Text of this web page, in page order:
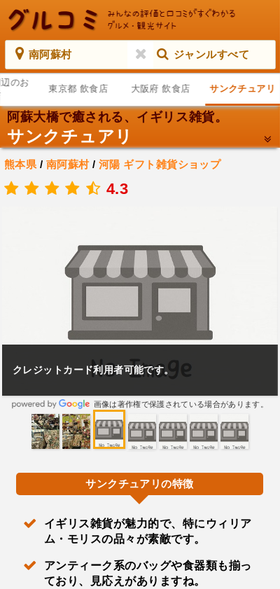
南阿蘇村 ジャンルすべて
のお
東京都 飲食店 大阪府 飲食店 サンクチュアリ
阿蘇大橋で癒される、イギリス雑貨。
サンクチュアリ
熊本県 / 南阿蘇村/ 河陽 ギフト雑貨ショップ
4.3
クレジットカード利用者可能です。
画像は著作権で保護されている場合があります。
サンクチュアリの特徴
イギリス雑貨が魅力的で、特にウィリア
ム・モリスの品々が素敵です。
アンティーク系のバッグや食器類も揃っ
ており、見応えがありますね。